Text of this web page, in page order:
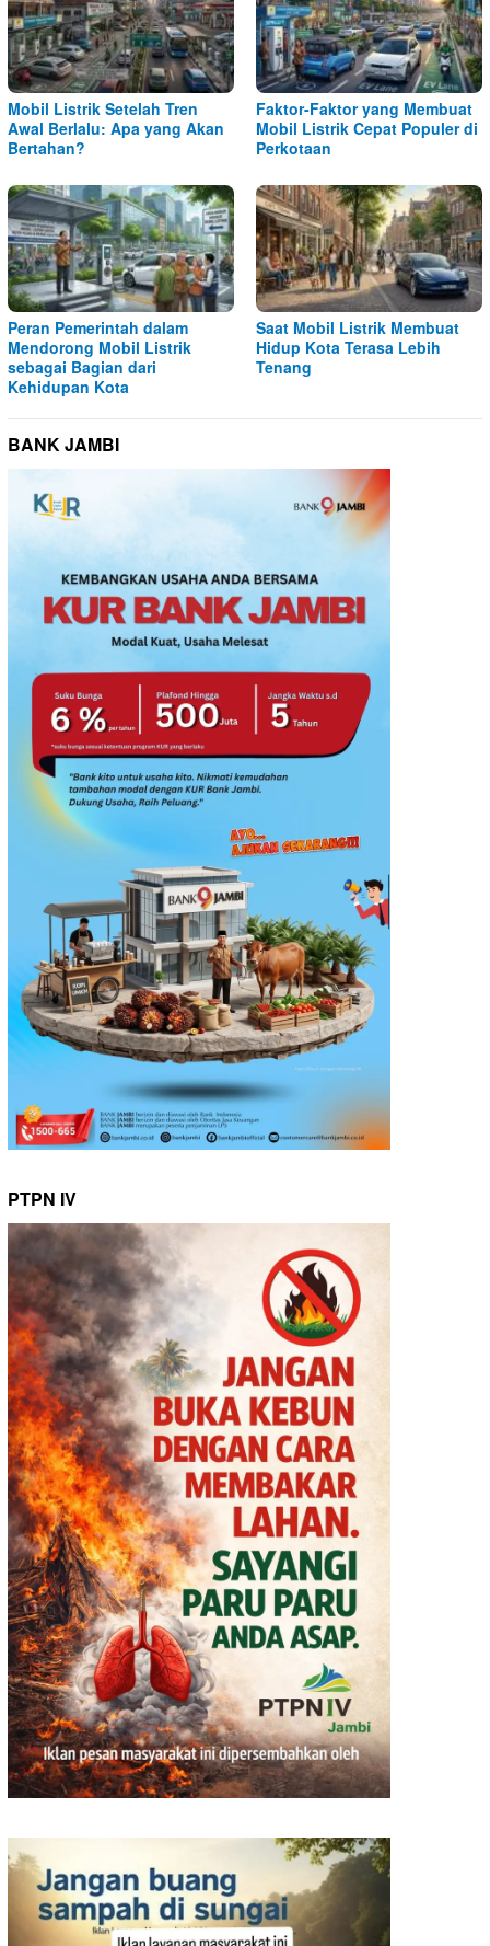
Mobil Listrik Setelah Tren
Awal Berlalu: Apa yang Akan
Bertahan?
Faktor-Faktor yang Membuat
Mobil Listrik Cepat Populer di
Perkotaan
Peran Pemerintah dalam
Mendorong Mobil Listrik
sebagai Bagian dari
Kehidupan Kota
Saat Mobil Listrik Membuat
Hidup Kota Terasa Lebih
Tenang
BANK JAMBI
PTPN IV